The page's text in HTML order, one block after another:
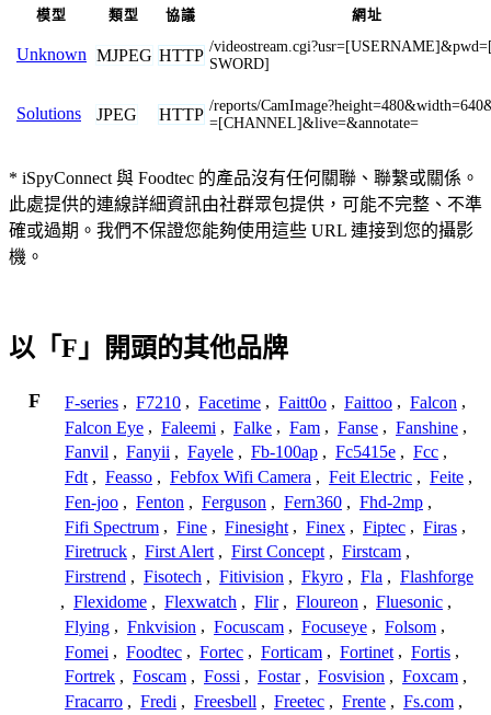
模型 類型 協議 網址
Unknown MJPEG HTTP /
SWORD]
Solutions JPEG HTTP /reports/
=[CHANNEL]&live=&annotate=
* iSpyConnect 與 Foodtec 的產品沒有任何關聯、聯繫或關係。
此處提供的連線詳細資訊由社群眾包提供，可能不完整、不準
確或過期。我們不保證您能夠使用這些 URL 連接到您的攝影
機。
以「F」開頭的其他品牌
F F-series , F7210 , Facetime , Faitt0o , Faittoo , Falcon ,
Falcon Eye , Faleemi , Falke , Fam , Fanse , Fanshine ,
Fanvil , Fanyii , Fayele , Fb-100ap , Fc5415e , Fcc ,
Fdt , Feasso , Febfox Wifi Camera , Feit Electric , Feite ,
Fen-joo , Fenton , Ferguson , Fern360 , Fhd-2mp ,
Fifi Spectrum , Fine , Finesight , Finex , Fiptec , Firas ,
Firetruck , First Alert , First Concept , Firstcam ,
Firstrend , Fisotech , Fitivision , Fkyro , Fla , Flashforge
, Flexidome , Flexwatch , Flir , Floureon , Fluesonic ,
Flying , Fnkvision , Focuscam , Focuseye , Folsom ,
Fomei , Foodtec , Fortec , Forticam , Fortinet , Fortis ,
Fortrek , Foscam , Fossi , Fostar , Fosvision , Foxcam ,
Fracarro , Fredi , Freesbell , Freetec , Frente , Fs.com ,